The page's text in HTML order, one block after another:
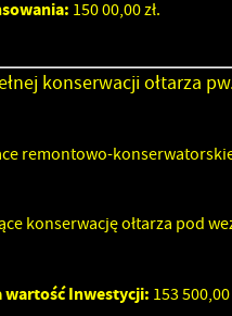
150 00,00 zł.
konserwacji ołtarza
remontowo-
konserwację ołtarza pod
wartość Inwestycji: 153 500,00